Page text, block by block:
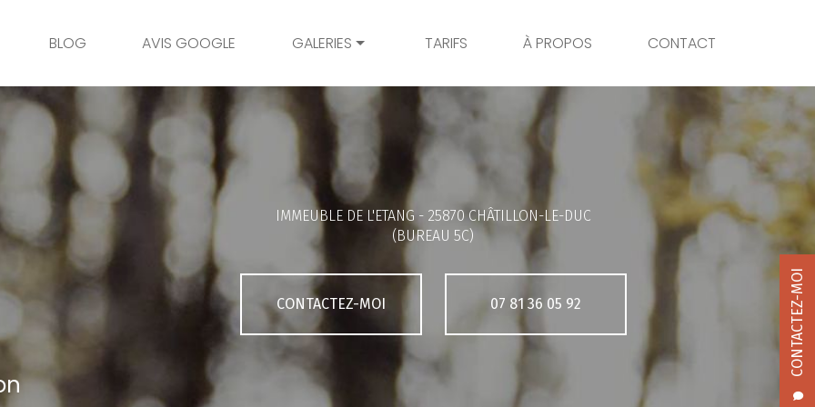
CONTACTEZ-MOI
BLOG AVIS GOOGLE GALERIES
Mariage
Grossesse
Bambins
Portrait
Galerie client
TARIFS À PROPOS CONTACT
IMMEUBLE DE L'ETANG - 25870 CHÂTILLON-LE-DUC
(BUREAU 5C)
CONTACTEZ-MOI 07 81 36 05 92